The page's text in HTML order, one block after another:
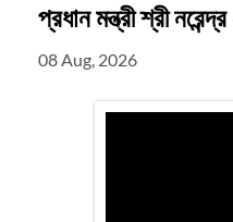
প্রধান মন্ত্রী শ্রী
08 Aug, 2026